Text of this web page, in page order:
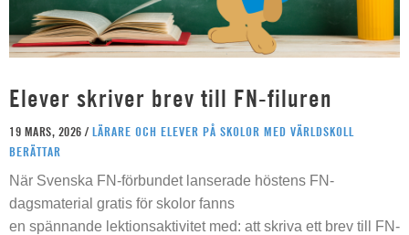
Elever skriver brev till FN-filuren
19 MARS, 2026 / LÄRARE OCH ELEVER PÅ SKOLOR MED VÄRLDSKOLL
BERÄTTAR
När Svenska FN-förbundet lanserade höstens FN-
dagsmaterial gratis för skolor fanns
en spännande lektionsaktivitet med: att skriva ett brev till FN-